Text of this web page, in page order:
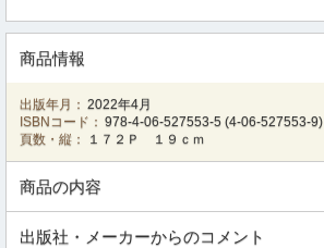
商品情報
出版年月： 2022年4月
ISBNコード： 978-4-06-527553-5 (4-06-527553-9)
頁数・縦：
１７２Ｐ １９ｃｍ
商品の内容
出版社・メーカーからのコメント